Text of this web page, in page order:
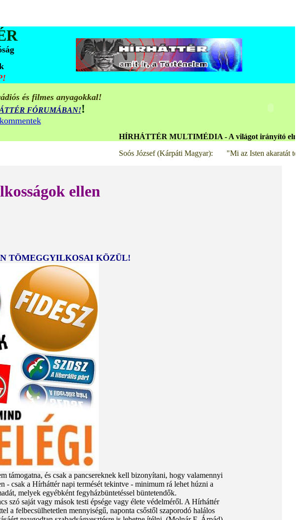
és filmes anyagokkal!
FÓRUMÁBAN!!
HÍRHÁTTÉR MULTIMÉDIA - A világot irányító
Soós József (Kárpáti Magyar): "Mi az Isten akaratát
ellen
TÖMEGGYILKOSAI KÖZÜL!
támogatna, és csak a pancsereknek kell bizonyítani, hogy valamennyi
csak a Hírháttér napi termését tekintve - minimum rá lehet húzni a
melyek egyébként fegyházbüntetéssel büntetendők.
szó saját vagy mások testi épsége vagy élete védelméről. A Hírháttér
a felbecsülhetetlen mennyiségű, naponta csőstől szaporodó halálos